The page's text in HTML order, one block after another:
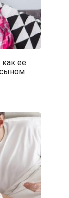
как ее